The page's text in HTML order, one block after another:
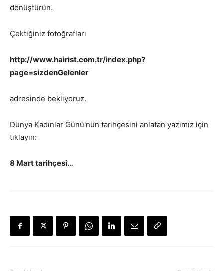
dönüştürün.
Çektiğiniz fotoğrafları
http://www.hairist.com.tr/index.php?
page=sizdenGelenler
adresinde bekliyoruz.
Dünya Kadınlar Günü'nün tarihçesini anlatan yazımız için
tıklayın:
8 Mart tarihçesi…